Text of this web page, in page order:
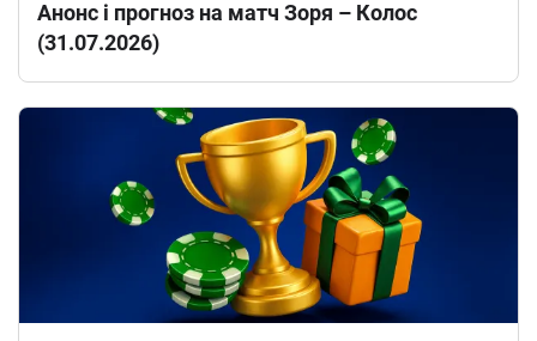
Анонс і прогноз на матч Зоря – Колос
(31.07.2026)